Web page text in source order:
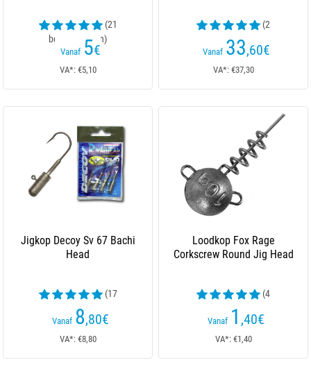
(21
beoordelingen)
Vanaf 5€
VA*: €5,10
(2
beoordelingen)
Vanaf 33,60€
VA*: €37,30
Jigkop Decoy Sv 67 Bachi
Head
(17
beoordelingen)
Vanaf 8,80€
VA*: €8,80
Loodkop Fox Rage
Corkscrew Round Jig Head
(4
beoordelingen)
Vanaf 1 ,40€
VA*: €1,40